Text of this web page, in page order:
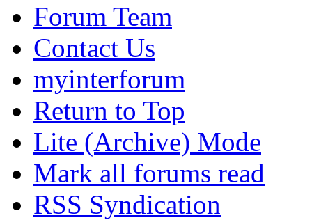
Forum Team
Contact Us
myinterforum
Return to Top
Lite (Archive) Mode
Mark all forums read
RSS Syndication